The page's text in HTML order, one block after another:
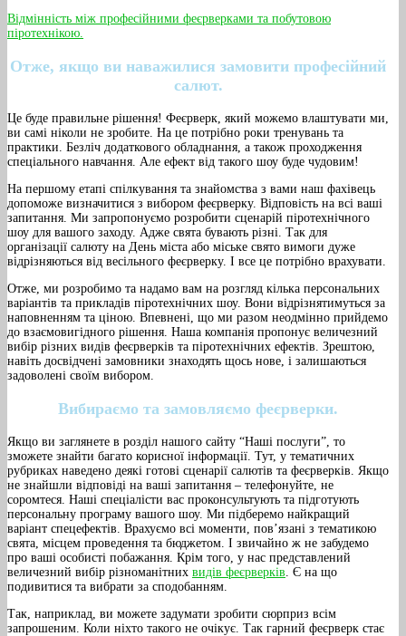
Відмінність між професійними феєрверками та побутовою
піротехнікою.
Отже, якщо ви наважилися замовити професійний
салют.
Це буде правильне рішення! Феєрверк, який можемо влаштувати ми,
ви самі ніколи не зробите. На це потрібно роки тренувань та
практики. Безліч додаткового обладнання, а також проходження
спеціального навчання. Але ефект від такого шоу буде чудовим!
На першому етапі спілкування та знайомства з вами наш фахівець
допоможе визначитися з вибором феєрверку. Відповість на всі ваші
запитання. Ми запропонуємо розробити сценарій піротехнічного
шоу для вашого заходу. Адже свята бувають різні. Так для
організації салюту на День міста або міське свято вимоги дуже
відрізняються від весільного феєрверку. І все це потрібно врахувати.
Отже, ми розробимо та надамо вам на розгляд кілька персональних
варіантів та прикладів піротехнічних шоу. Вони відрізнятимуться за
наповненням та ціною. Впевнені, що ми разом неодмінно прийдемо
до взаємовигідного рішення. Наша компанія пропонує величезний
вибір різних видів феєрверків та піротехнічних ефектів. Зрештою,
навіть досвідчені замовники знаходять щось нове, і залишаються
задоволені своїм вибором.
Вибираємо та замовляємо феєрверки.
Якщо ви заглянете в розділ нашого сайту “Наші послуги”, то
зможете знайти багато корисної інформації. Тут, у тематичних
рубриках наведено деякі готові сценарії салютів та феєрверків. Якщо
не знайшли відповіді на ваші запитання – телефонуйте, не
соромтеся. Наші спеціалісти вас проконсультують та підготують
персональну програму вашого шоу. Ми підберемо найкращий
варіант спецефектів. Врахуємо всі моменти, пов’язані з тематикою
свята, місцем проведення та бюджетом. І звичайно ж не забудемо
про ваші особисті побажання. Крім того, у нас представлений
величезний вибір різноманітних видів феєрверків. Є на що
подивитися та вибрати за сподобанням.
Так, наприклад, ви можете задумати зробити сюрприз всім
запрошеним. Коли ніхто такого не очікує. Так гарний феєрверк стає